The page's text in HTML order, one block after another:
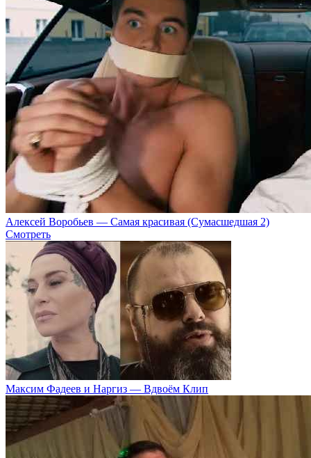
Алексей Воробьев — Самая красивая (Сумасшедшая 2)
Смотреть
Максим Фадеев и Наргиз — Вдвоём Клип